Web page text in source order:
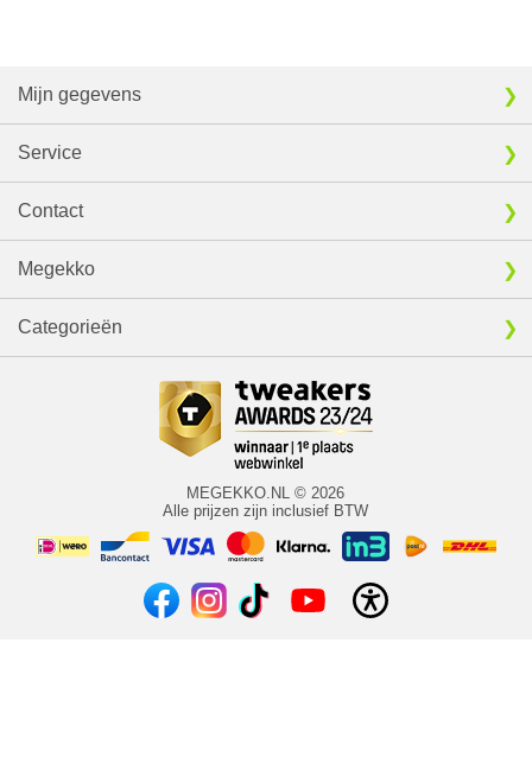
Mijn gegevens
Service
Contact
Megekko
Categorieën
MEGEKKO.NL © 2026
Alle prijzen zijn inclusief BTW